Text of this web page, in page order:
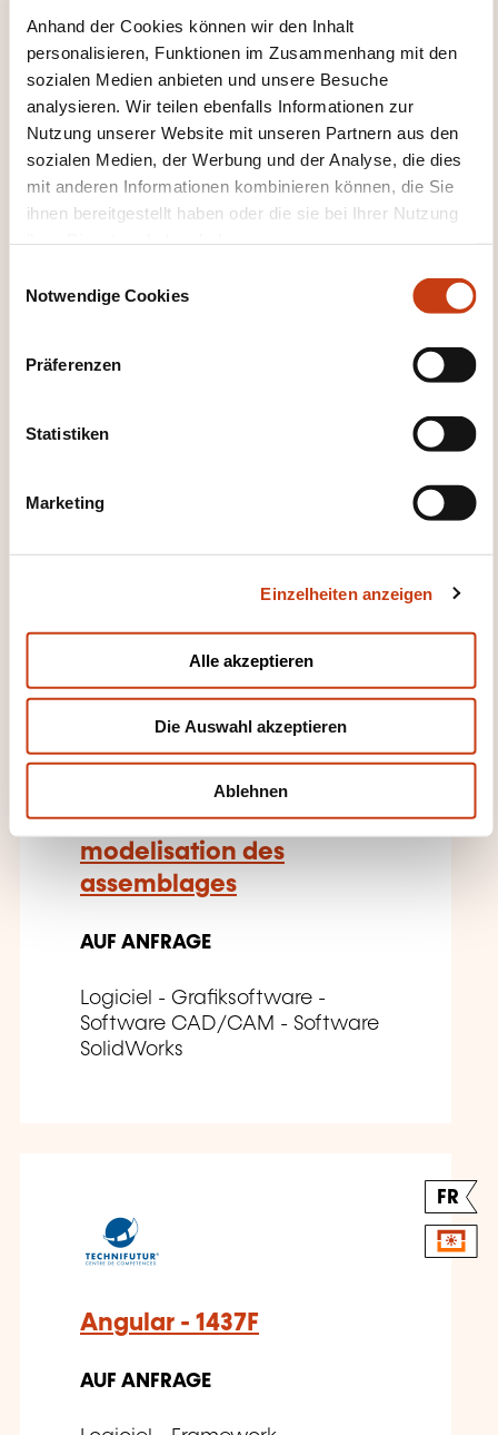
Anhand der Cookies können wir den Inhalt
personalisieren, Funktionen im Zusammenhang mit den
sozialen Medien anbieten und unsere Besuche
analysieren. Wir teilen ebenfalls Informationen zur
Nutzung unserer Website mit unseren Partnern aus den
sozialen Medien, der Werbung und der Analyse, die dies
mit anderen Informationen kombinieren können, die Sie
ihnen bereitgestellt haben oder die sie bei Ihrer Nutzung
Notwendige Cookies
Präferenzen
Statistiken
Marketing
Einzelheiten anzeigen
Alle akzeptieren
Die Auswahl akzeptieren
Ablehnen
DIESE WEITERBILDUNGEN
KÖNNTEN SIE INTERESSIEREN
FR
(partie 2)
FR
Solidworks techniques de
modelisation des
assemblages
AUF ANFRAGE
Logiciel - Grafiksoftware -
Software CAD/CAM - Software
SolidWorks
FR
Angular - 1437F
AUF ANFRAGE